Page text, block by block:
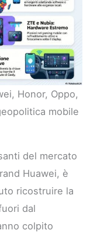
Honor, Oppo,
mobile
del mercato
Huawei, è
ricostruire la
dal
colpito